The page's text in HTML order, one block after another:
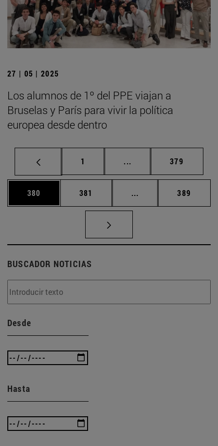
27 | 05 | 2025
Los alumnos de 1º del PPE viajan a
Bruselas y París para vivir la política
europea desde dentro
Página
1 ... Páginas intermedias
Página
379
Página
380 Página
381 ... Páginas intermedias
Página
389
BUSCADOR NOTICIAS
Desde
Hasta